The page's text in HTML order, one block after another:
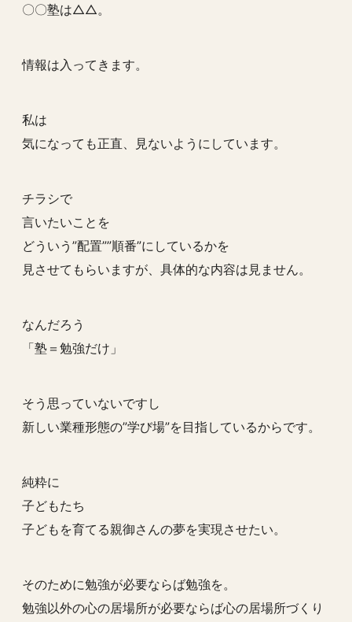
〇〇塾は△△。
情報は入ってきます。
私は
気になっても正直、見ないようにしています。
チラシで
言いたいことを
どういう”配置””順番”にしているかを
見させてもらいますが、具体的な内容は見ません。
なんだろう
「塾＝勉強だけ」
そう思っていないですし
新しい業種形態の”学び場”を目指しているからです。
純粋に
子どもたち
子どもを育てる親御さんの夢を実現させたい。
そのために勉強が必要ならば勉強を。
勉強以外の心の居場所が必要ならば心の居場所づくり